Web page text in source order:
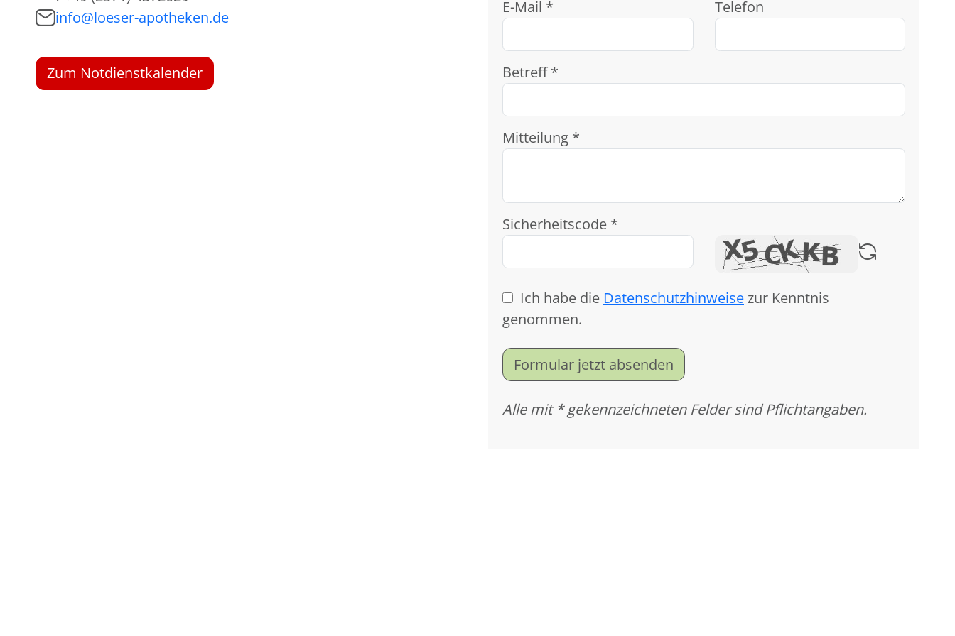
info@loeser-apotheken.de
Zum Notdienstkalender
E-Mail * Telefon
Betreff *
Mitteilung *
Sicherheitscode *
Ich habe die Datenschutzhinweisezur Kenntnis
genommen.
Formular jetzt absenden
Alle mit * gekennzeichneten Felder sind Pflichtangaben.